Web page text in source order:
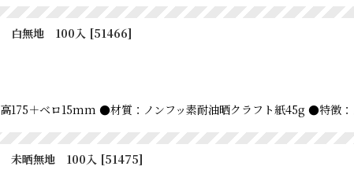
白無地 100入 [51466]
＋ベロ15mm ●材質：ノンフッ素耐油晒クラフト紙45g ●特徴：
未晒無地 100入 [51475]